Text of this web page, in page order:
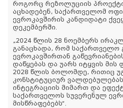
როგორც რეზოლუციის
აცხადებენ, საქართველომ
ევროკავშირის კანდიდატი
დეკემბერში.
„2024 წლის 28 ნოემბერს
განაცხადა, რომ საქართველო
ევროკავშირთან
დაწყებას და უარს იტყვის მის
2028 წლის ბოლომდე, რითიც
კონსტიტუციურ
ინტეგრაციის მიმართ და
საქართველოს სუვერენულ
მისწრაფებებს“.